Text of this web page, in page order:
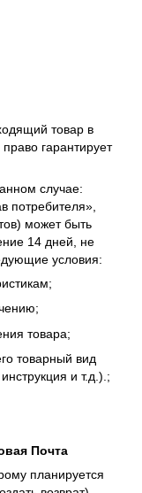
товар в
гарантирует
случае:
потребителя»,
может быть
14 дней, не
условия:
товара;
товарный вид
и т.д.).;
Почта
планируется